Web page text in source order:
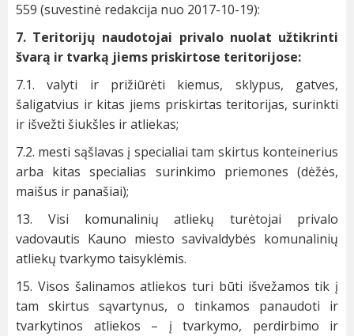
559 (suvestinė redakcija nuo 2017-10-19):
7. Teritorijų naudotojai privalo nuolat užtikrinti
švarą ir tvarką jiems priskirtose teritorijose:
7.1. valyti ir prižiūrėti kiemus, sklypus, gatves,
šaligatvius ir kitas jiems priskirtas teritorijas, surinkti
ir išvežti šiukšles ir atliekas;
7.2. mesti sąšlavas į specialiai tam skirtus konteinerius
arba kitas specialias surinkimo priemones (dėžės,
maišus ir panašiai);
13. Visi komunalinių atliekų turėtojai privalo
vadovautis Kauno miesto savivaldybės komunalinių
atliekų tvarkymo taisyklėmis.
15. Visos šalinamos atliekos turi būti išvežamos tik į
tam skirtus sąvartynus, o tinkamos panaudoti ir
tvarkytinos atliekos – į tvarkymo, perdirbimo ir